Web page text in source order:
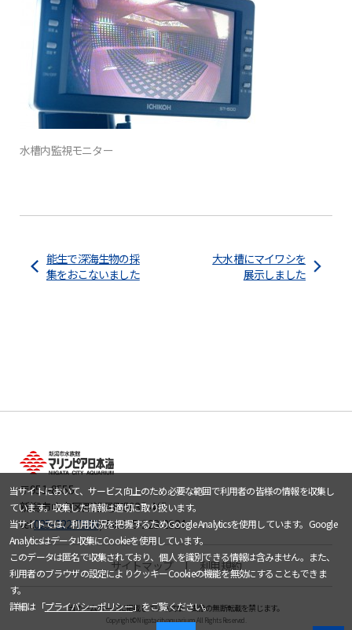
水槽内監視モニター
能生で深海生物の採
集をおこないました
大水槽にマイワシを
展示しました
〒951-8555
新潟市中央区西船見町5932-445
tel.025-222-7500/ fax.025-223-2824
サイトマップ 利用規約
当ホームページに掲載している文章・画像の無断転載を禁じます。
Copyright © Niigata city aquarium All Rights Reserved.
当サイトにおいて、サービス向上のため必要な範囲で利用者の皆様の情報を収集し
ています。収集した情報は適切に取り扱います。
当サイトでは、利用状況を把握するためGoogle Analyticsを使用しています。Google
Analyticsはデータ収集にCookieを使用しています。
このデータは匿名で収集されており、個人を識別できる情報は含みません。また、
利用者のブラウザの設定によりクッキーCookieの機能を無効にすることもできま
す。
詳細は「プライバシーポリシー」をご覧ください。